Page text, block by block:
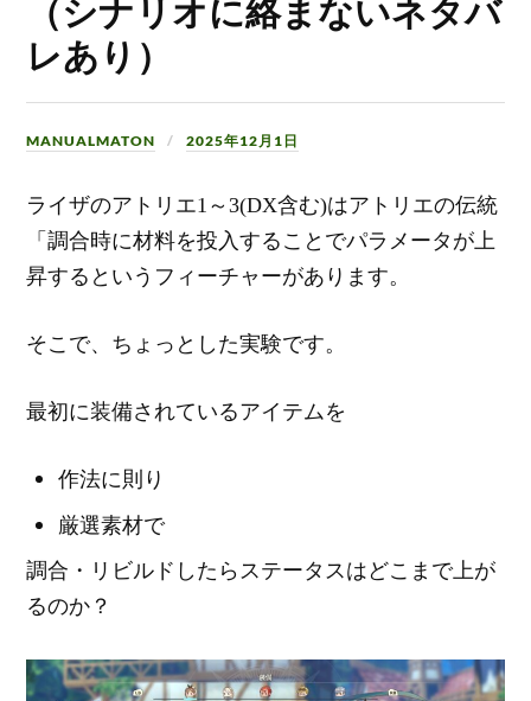
（シナリオに絡まないネタバ
レあり）
MANUALMATON 2025年12月1日
ライザのアトリエ1～3(DX含む)はアトリエの伝統
「調合時に材料を投入することでパラメータが上
昇するというフィーチャーがあります。
そこで、ちょっとした実験です。
最初に装備されているアイテムを
作法に則り
厳選素材で
調合・リビルドしたらステータスはどこまで上が
るのか？